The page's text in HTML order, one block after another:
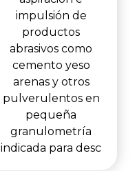
impulsión de
productos
abrasivos como
cemento yeso
arenas y otros
pulverulentos en
pequeña
granulometría
indicada para desc